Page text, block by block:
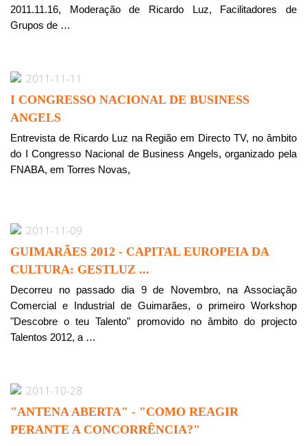
2011.11.16, Moderação de Ricardo Luz, Facilitadores de
Grupos de …
2011-11-11
I CONGRESSO NACIONAL DE BUSINESS
ANGELS
Entrevista de Ricardo Luz na Região em Directo TV, no âmbito
do I Congresso Nacional de Business Angels, organizado pela
FNABA, em Torres Novas,
2011-11-09
GUIMARÃES 2012 - CAPITAL EUROPEIA DA
CULTURA: GESTLUZ ...
Decorreu no passado dia 9 de Novembro, na Associação
Comercial e Industrial de Guimarães, o primeiro Workshop
"Descobre o teu Talento" promovido no âmbito do projecto
Talentos 2012, a …
2011-10-28
"ANTENA ABERTA" - "COMO REAGIR
PERANTE A CONCORRÊNCIA?"